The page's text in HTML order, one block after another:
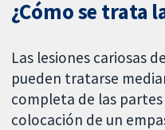
¿Cómo se trata
Las lesiones cariosas
pueden tratarse
completa de las
colocación de un